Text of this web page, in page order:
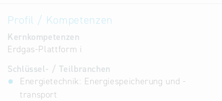
Profil / Kompetenzen
Kernkompetenzen
Erdgas-Plattform i
Schlüssel- / Teilbranchen
Energietechnik: Energiespeicherung und -
transport